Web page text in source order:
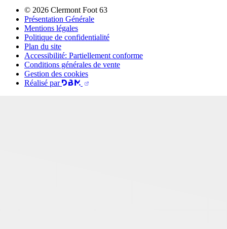
© 2026 Clermont Foot 63
Présentation Générale
Mentions légales
Politique de confidentialité
Plan du site
Accessibilité: Partiellement conforme
Conditions générales de vente
Gestion des cookies
Réalisé par